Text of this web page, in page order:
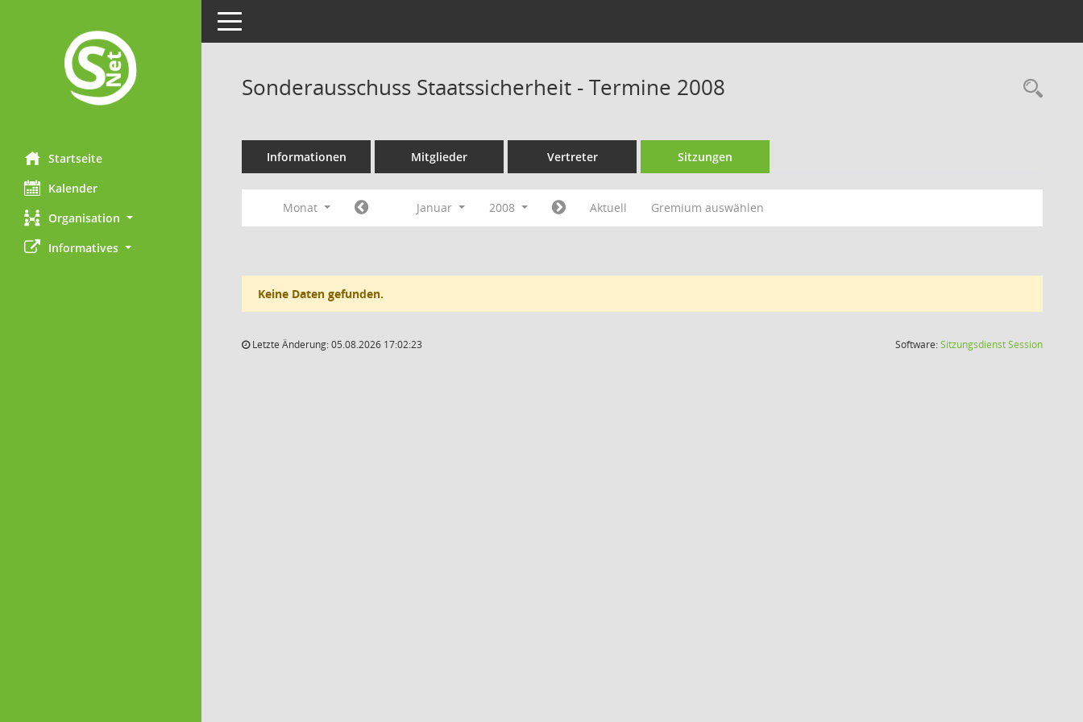
Startseite
Kalender
Organisation
Informatives
Toggle navigation
Sonderausschuss Staatssicherheit - Termine 2008
Informationen Mitglieder Vertreter Sitzungen
Monat Januar 2008 Aktuell Gremium auswählen
Keine Daten gefunden.
Letzte Änderung: 05.08.2026 17:02:23 Software:SitzungsdienstSession(Wird in